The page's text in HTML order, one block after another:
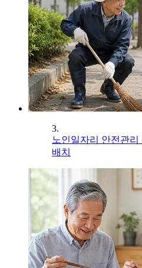
3.
노인일자리 안전관리
배치